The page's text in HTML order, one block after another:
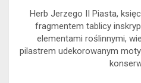
Herb Jerzego II Piasta,
fragmentem tablicy
elementami roślinnymi,
pilastrem udekorowanym